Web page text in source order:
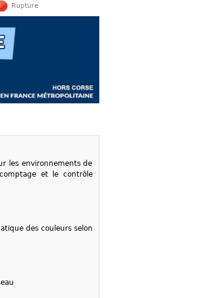
Rupture
les environnements de
et le contrôle
des couleurs selon